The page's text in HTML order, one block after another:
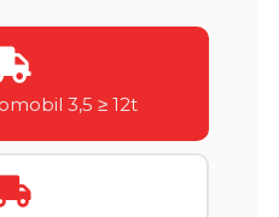
3,5 ≥ 12t